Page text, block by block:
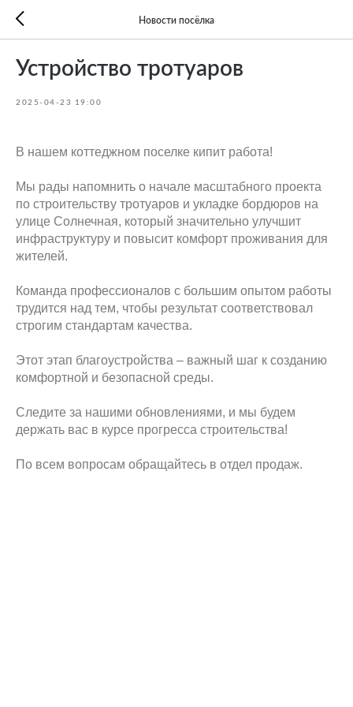
Новости посёлка
Устройство тротуаров
2025-04-23 19:00
В нашем коттеджном поселке кипит работа!
Мы рады напомнить о начале масштабного проекта
по строительству тротуаров и укладке бордюров на
улице Солнечная, который значительно улучшит
инфраструктуру и повысит комфорт проживания для
жителей.
Команда профессионалов с большим опытом работы
трудится над тем, чтобы результат соответствовал
строгим стандартам качества.
Этот этап благоустройства – важный шаг к созданию
комфортной и безопасной среды.
Следите за нашими обновлениями, и мы будем
держать вас в курсе прогресса строительства!
По всем вопросам обращайтесь в отдел продаж.